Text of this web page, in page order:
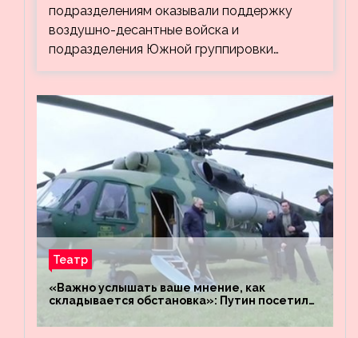
подразделениям оказывали поддержку
воздушно-десантные войска и
подразделения Южной группировки…
Театр
«Важно услышать ваше мнение, как
складывается обстановка»: Путин посетил
«Восток»